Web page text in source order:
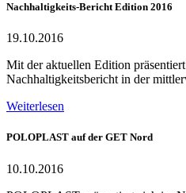
Nachhaltigkeits-Bericht Edition 2016
19.10.2016
Mit der aktuellen Edition
Nachhaltigkeitsbericht in der
Weiterlesen
POLOPLAST auf der GET Nord
10.10.2016